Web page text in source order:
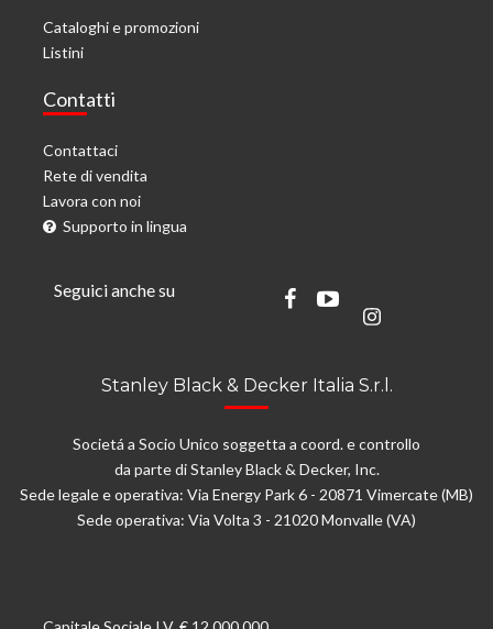
Cataloghi e promozioni
Listini
Contatti
Contattaci
Rete di vendita
Lavora con noi
Supporto in lingua
Seguici anche su
Stanley Black & Decker Italia S.r.l.
Societá a Socio Unico soggetta a coord. e controllo
da parte di Stanley Black & Decker, Inc.
Sede legale e operativa: Via Energy Park 6 - 20871 Vimercate (MB)
Sede operativa: Via Volta 3 - 21020 Monvalle (VA)